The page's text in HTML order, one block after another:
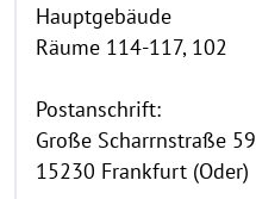
Hauptgebäude
Räume 114-117, 102
Postanschrift:
Große Scharrnstraße 59
15230 Frankfurt (Oder)